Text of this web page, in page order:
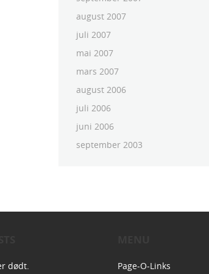
august 2007
juli 2007
mai 2007
mars 2007
august 2006
juli 2006
juni 2006
september 2003
dødt. Page-O-Links